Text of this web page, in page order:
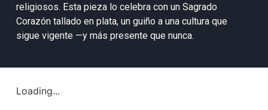
Loading...
religiosos. Esta pieza lo celebra con un Sagrado
Corazón tallado en plata, un guiño a una cultura que
sigue vigente —y más presente que nunca.